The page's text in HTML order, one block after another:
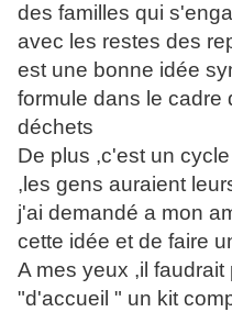
des familles qui
avec les restes des
est une bonne idée
formule dans le cadre
déchets
De plus ,c'est un
,les gens auraient
j'ai demandé a mon
cette idée et de faire
A mes yeux ,il
"d'accueil " un kit